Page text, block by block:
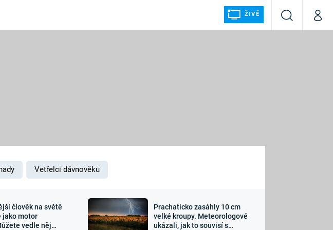
ŽIVĚ
VyhledáváníMůj
Zajímavosti Sledujte nás
Vetřelci dávnověku
člověk na světě
jako motor
vedle něj
Prachaticko zasáhly 10 cm
velké kroupy. Meteorologové
ukázali, jak to souvisí s